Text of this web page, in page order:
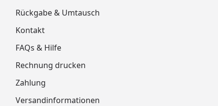
Rückgabe & Umtausch
Kontakt
FAQs & Hilfe
Rechnung drucken
Zahlung
Versandinformationen